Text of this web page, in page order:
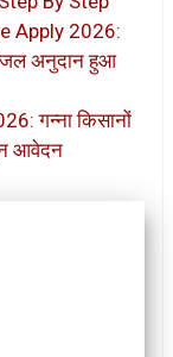
Apply 2026:
अनुदान हुआ
गन्ना किसानों
आवेदन